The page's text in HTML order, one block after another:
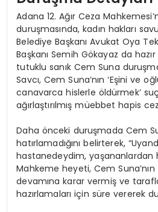
Adana 12. Ağır Ceza
duruşmasında, kadın hakları
Belediye Başkanı Avukat Oya
Başkanı Semih Gökayaz da
tutuklu sanık Cem Suna
Savcı, Cem Suna’nın ‘Eşini ve
canavarca hislerle öldürmek’
ağırlaştırılmış müebbet hapis
Daha önceki duruşmada Cem
hatırlamadığını belirterek,
hastanedeydim, yaşananlardan
Mahkeme heyeti, Cem
devamına karar vermiş ve
hazırlamaları için süre vererek